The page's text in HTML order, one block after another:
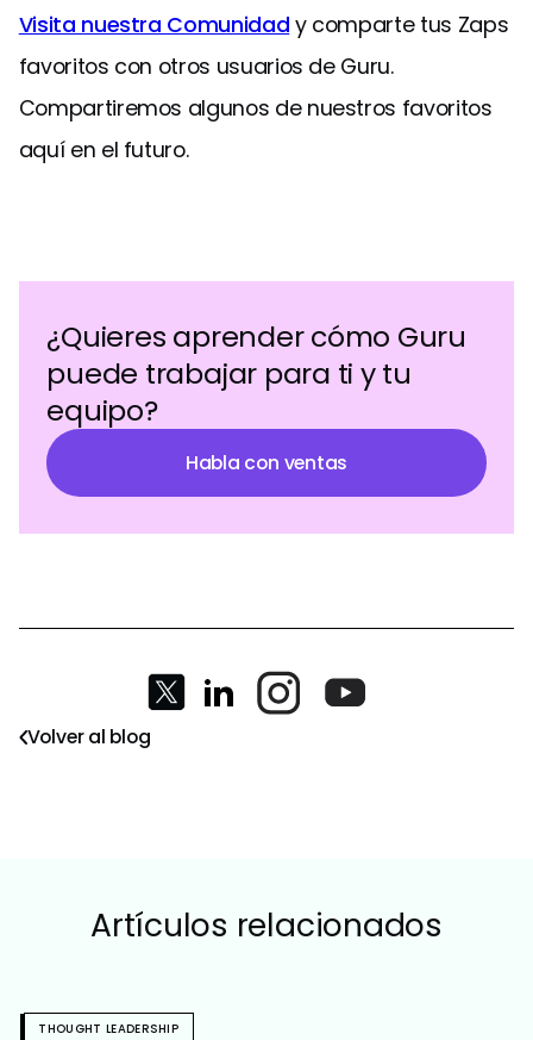
Visita nuestra Comunidad y comparte tus Zaps
favoritos con otros usuarios de Guru.
Compartiremos algunos de nuestros favoritos
aquí en el futuro.
¿Quieres aprender cómo Guru
puede trabajar para ti y tu
equipo?
Habla con ventas
Volver al blog
Artículos relacionados
THOUGHT LEADERSHIP